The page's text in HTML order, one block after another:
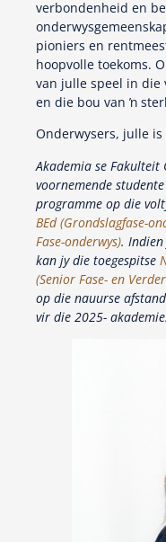
verbondenheid en
pioniers en
hoopvolle toekoms.
van julle speel in die
en die bou van ŉ
Onderwysers, julle
Akademia se Fakulteit
voornemende
programme op die
BEd (Grondslagfase-
Fase-onderwys).
kan jy die toegespitse
(Senior Fase- en
op die nauurse
vir die 2025-